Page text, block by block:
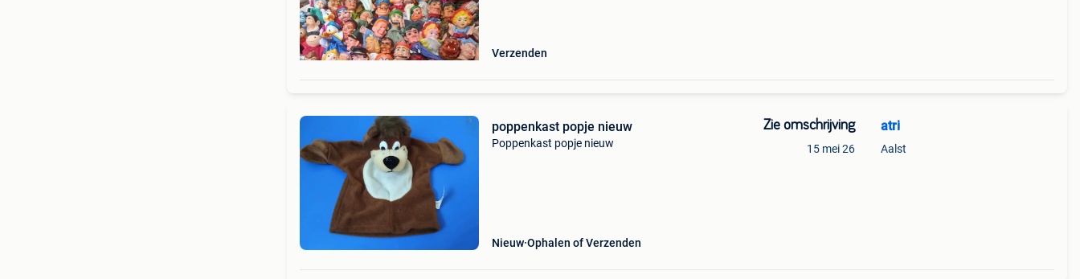
Verzenden
poppenkast popje nieuw
Poppenkast popje nieuw
Nieuw Ophalen of Verzenden
Zie omschrijving
15 mei 26
atri
Aalst